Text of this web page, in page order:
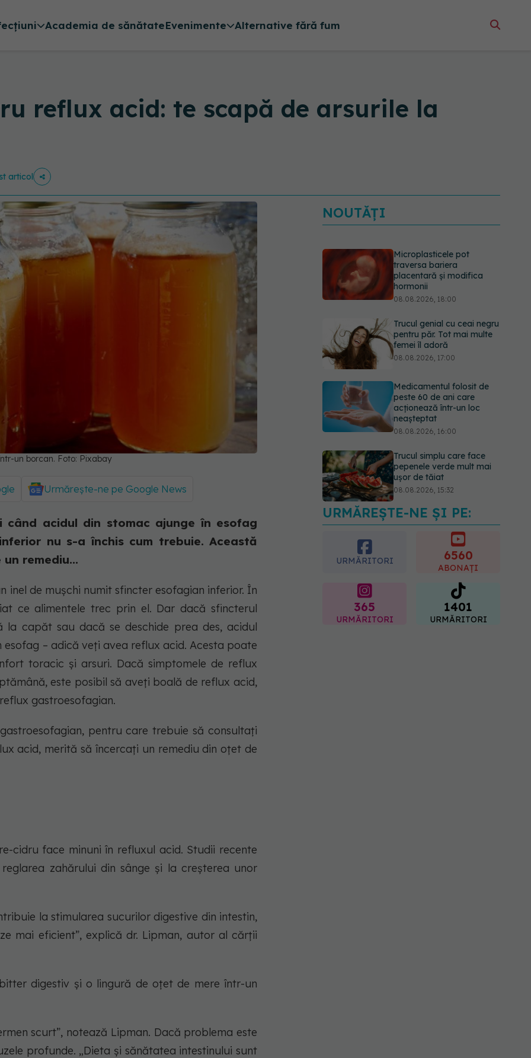
Academia de sănătateEvenimente Alternative fără fum
reflux acid: te scapă de arsurile la
articol
un borcan. Foto: Pixabay
Urmărește-ne pe Google News
când acidul din stomac ajunge în esofag
nu s-a închis cum trebuie. Această
remediu...
inel de mușchi numit sfincter esofagian inferior. În
ce alimentele trec prin el. Dar dacă sfincterul
la capăt sau dacă se deschide prea des, acidul
– adică veți avea reflux acid. Acesta poate
toracic și arsuri. Dacă simptomele de reflux
este posibil să aveți boală de reflux acid,
gastroesofagian.
pentru care trebuie să consultați
acid, merită să încercați un remediu din oțet de
cidru face minuni în refluxul acid. Studii recente
zahărului din sânge și la creșterea unor
la stimularea sucurilor digestive din intestin,
mai eficient”, explică dr. Lipman, autor al cărții
digestiv și o lingură de oțet de mere într-un
scurt”, notează Lipman. Dacă problema este
profunde. „Dieta și sănătatea intestinului sunt
NOUTĂȚI
Microplasticele pot
traversa bariera
placentară și modifica
hormonii
08.08.2026, 18:00
Trucul genial cu ceai negru
pentru păr. Tot mai multe
femei îl adoră
08.08.2026, 17:00
Medicamentul folosit de
peste 60 de ani care
acționează într-un loc
neașteptat
08.08.2026, 16:00
Trucul simplu care face
pepenele verde mult mai
ușor de tăiat
08.08.2026, 15:32
Ce poți mânca și ce
trebuie să eviți dacă ai
gastrită: exemplu de
meniu care reduce
inflamația stomacului
URMĂREȘTE-NE ȘI PE:
URMĂRITORI 6560
ABONAȚI
365
URMĂRITORI
1401
URMĂRITORI